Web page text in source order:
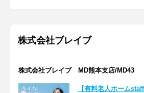
株式会社ブレイブ
株式会社ブレイブ MD熊本支店/MD43
【有料老人ホーム